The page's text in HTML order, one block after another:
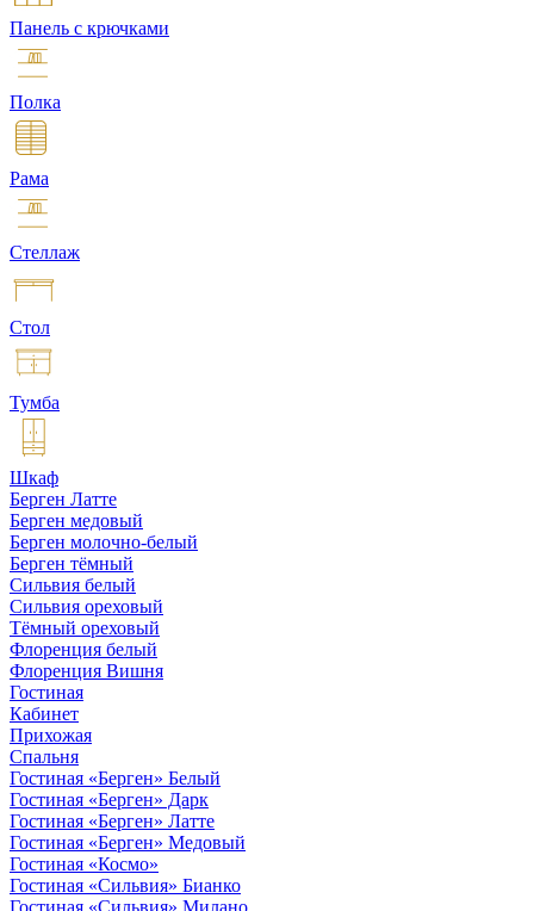
Панель с крючками
Полка
Рама
Стеллаж
Стол
Тумба
Шкаф
Берген Латте
Берген медовый
Берген молочно-белый
Берген тёмный
Сильвия белый
Сильвия ореховый
Тёмный ореховый
Флоренция белый
Флоренция Вишня
Гостиная
Кабинет
Прихожая
Спальня
Гостиная «Берген» Белый
Гостиная «Берген» Дарк
Гостиная «Берген» Латте
Гостиная «Берген» Медовый
Гостиная «Космо»
Гостиная «Сильвия» Бианко
Гостиная «Сильвия» Милано